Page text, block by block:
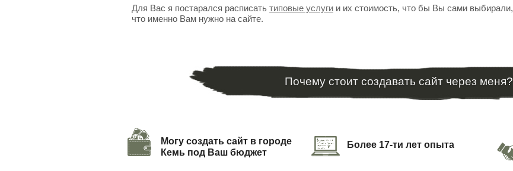
Для Вас я постарался расписать типовые услуги и их стоимость, что бы Вы сами выбирали,
что именно Вам нужно на сайте.
Почему стоит создавать сайт через меня?
Могу создать сайт в городе
Кемь под Ваш бюджет
Более 17-ти лет опыта